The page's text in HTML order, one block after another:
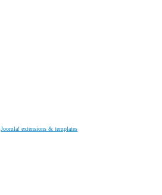
Joomla! extensions & templates